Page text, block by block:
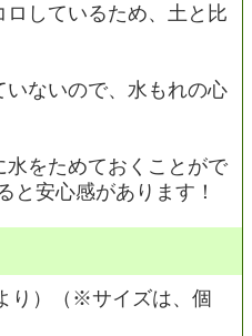
しているため、土と比
ないので、水もれの心
をためておくことがで
と安心感があります！
り）（※サイズは、個